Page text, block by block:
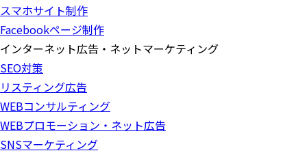
スマホサイト制作
Facebookページ制作
インターネット広告・ネットマーケティング
SEO対策
リスティング広告
WEBコンサルティング
WEBプロモーション・ネット広告
SNSマーケティング